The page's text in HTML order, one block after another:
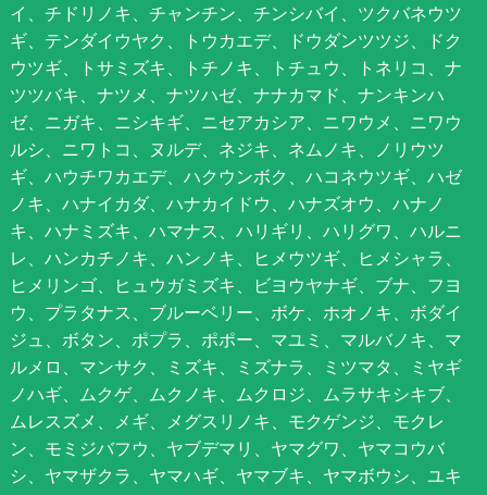
イ、チドリノキ、チャンチン、チンシバイ、ツクバネウツ
ギ、テンダイウヤク、トウカエデ、ドウダンツツジ、ドク
ウツギ、トサミズキ、トチノキ、トチュウ、トネリコ、ナ
ツツバキ、ナツメ、ナツハゼ、ナナカマド、ナンキンハ
ゼ、ニガキ、ニシキギ、ニセアカシア、ニワウメ、ニワウ
ルシ、ニワトコ、ヌルデ、ネジキ、ネムノキ、ノリウツ
ギ、ハウチワカエデ、ハクウンボク、ハコネウツギ、ハゼ
ノキ、ハナイカダ、ハナカイドウ、ハナズオウ、ハナノ
キ、ハナミズキ、ハマナス、ハリギリ、ハリグワ、ハルニ
レ、ハンカチノキ、ハンノキ、ヒメウツギ、ヒメシャラ、
ヒメリンゴ、ヒュウガミズキ、ビヨウヤナギ、ブナ、フヨ
ウ、プラタナス、ブルーベリー、ボケ、ホオノキ、ボダイ
ジュ、ボタン、ポプラ、ポポー、マユミ、マルバノキ、マ
ルメロ、マンサク、ミズキ、ミズナラ、ミツマタ、ミヤギ
ノハギ、ムクゲ、ムクノキ、ムクロジ、ムラサキシキブ、
ムレスズメ、メギ、メグスリノキ、モクゲンジ、モクレ
ン、モミジバフウ、ヤブデマリ、ヤマグワ、ヤマコウバ
シ、ヤマザクラ、ヤマハギ、ヤマブキ、ヤマボウシ、ユキ